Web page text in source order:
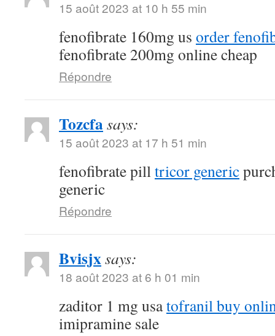
15 août 2023 at 10 h 55 min
fenofibrate 160mg us order
fenofibrate 200mg online cheap
Répondre
Tozcfasays:
15 août 2023 at 17 h 51 min
fenofibrate pilltricor generic
generic
Répondre
Bvisjxsays:
18 août 2023 at 6 h 01 min
zaditor 1 mg usatofranil buy
imipramine sale